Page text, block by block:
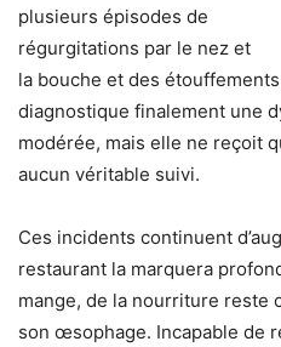
plusieurs épisodes de
régurgitations par le nez et
la bouche et des
diagnostique finalement une
modérée, mais elle ne reçoit
aucun véritable suivi.
Ces incidents continuent
restaurant la marquera
mange, de la nourriture reste
son œsophage. Incapable de